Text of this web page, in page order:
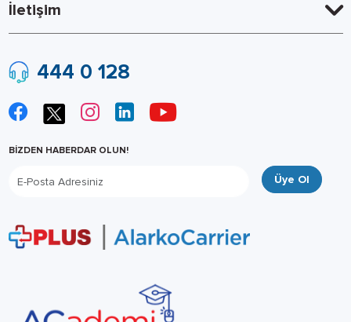
İletişim
444 0 128
BİZDEN HABERDAR OLUN!
Üye Ol